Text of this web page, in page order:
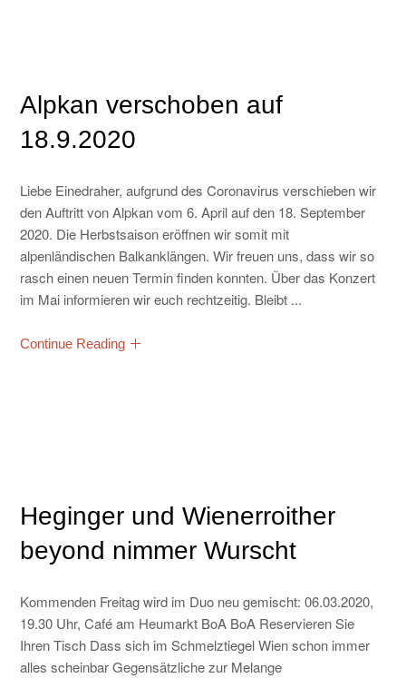
Alpkan verschoben auf
18.9.2020
Liebe Einedraher, aufgrund des Coronavirus verschieben wir
den Auftritt von Alpkan vom 6. April auf den 18. September
2020. Die Herbstsaison eröffnen wir somit mit
alpenländischen Balkanklängen. Wir freuen uns, dass wir so
rasch einen neuen Termin finden konnten. Über das Konzert
im Mai informieren wir euch rechtzeitig. Bleibt ...
Continue Reading
Heginger und Wienerroither
beyond nimmer Wurscht
Kommenden Freitag wird im Duo neu gemischt: 06.03.2020,
19.30 Uhr, Café am Heumarkt BoA BoA Reservieren Sie
Ihren Tisch Dass sich im Schmelztiegel Wien schon immer
alles scheinbar Gegensätzliche zur Melange